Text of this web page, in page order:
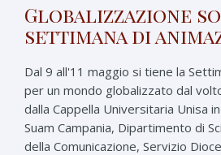
Globalizzazione
settimana di
Dal 9 all'11 maggio si tiene la
per un mondo globalizzato dal
dalla Cappella Universitaria Unisa
Suam Campania, Dipartimento di
della Comunicazione, Servizio